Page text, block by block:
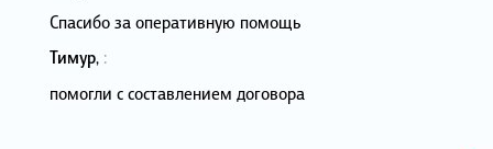
Спасибо за оперативную помощь
Тимур, :
помогли с составлением договора